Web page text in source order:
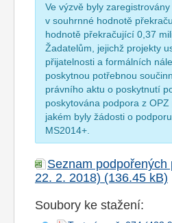
Ve výzvě byly
v souhrnné hodnotě
hodnotě překračující 0,37
Žadatelům, jejichž projekty
přijatelnosti a formálních
poskytnou potřebnou
právního aktu o poskytnutí
poskytována podpora z
jakém byly žádosti o
MS2014+.
Seznam podpořených
22. 2. 2018)
Soubory ke stažení: